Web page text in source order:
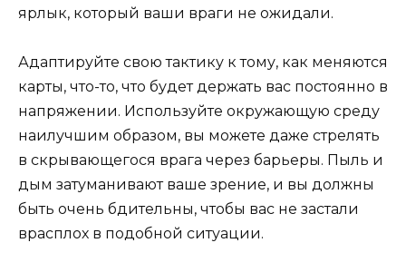
ярлык, который ваши враги не ожидали.
Адаптируйте свою тактику к тому, как меняются
карты, что-то, что будет держать вас постоянно в
напряжении. Используйте окружающую среду
наилучшим образом, вы можете даже стрелять
в скрывающегося врага через барьеры. Пыль и
дым затуманивают ваше зрение, и вы должны
быть очень бдительны, чтобы вас не застали
врасплох в подобной ситуации.